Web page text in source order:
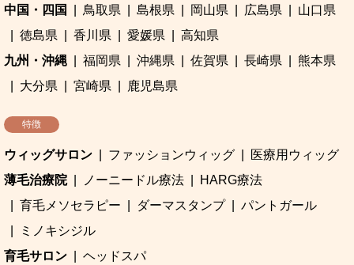
中国・四国
鳥取県 島根県 岡山県 広島県
山口県
徳島県
香川県 愛媛県
高知県
九州・沖縄
福岡県 沖縄県 佐賀県 長崎県
熊本県
大分県
宮崎県 鹿児島県
特徴
ウィッグサロン ファッションウィッグ
医療用ウィッグ
薄毛治療院
ノーニードル療法
HARG療法
育毛メソセラピー
ダーマスタンプ
パントガール
ミノキシジル
育毛サロン
ヘッドスパ